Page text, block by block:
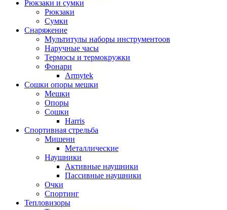
Рюкзаки и сумки
Рюкзаки
Сумки
Снаряжение
Мультитулы наборы инструментоов
Наручные часы
Термосы и термокружки
Фонари
Armytek
Сошки опоры мешки
Мешки
Опоры
Сошки
Harris
Спортивная стрельба
Мишени
Металлические
Наушники
Активные наушники
Пассивные наушники
Очки
Спортинг
Тепловизоры